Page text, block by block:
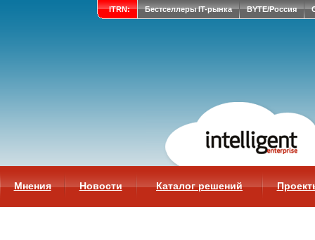
ITRN: Бестселлеры IT-рынка BYTE/Россия
Мнения Новости Каталог решений